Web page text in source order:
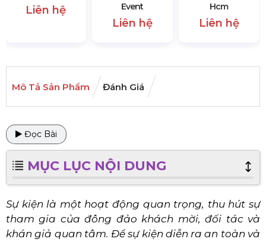
Liên hệ
Event
Liên hệ
Hcm
Liên hệ
Mô Tả Sản Phẩm Đánh Giá
Đọc Bài
MỤC LỤC NỘI DUNG
Sự kiện là một hoạt động quan trọng, thu hút sự
tham gia của đông đảo khách mời, đối tác và
khán giả quan tâm. Để sự kiện diễn ra an toàn và